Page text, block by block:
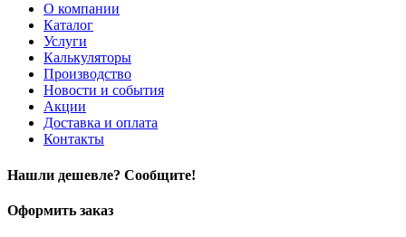
О компании
Каталог
Услуги
Калькуляторы
Производство
Новости и события
Акции
Доставка и оплата
Контакты
Нашли дешевле? Сообщите!
Оформить заказ